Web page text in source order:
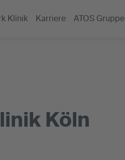
Klinik Karriere ATOS Gruppe
Köln